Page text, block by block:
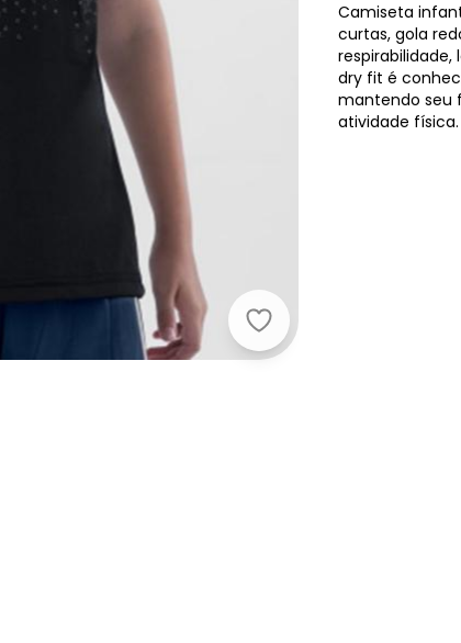
Camiseta
curtas, gola
dry fit é
mantendo seu
atividade física.